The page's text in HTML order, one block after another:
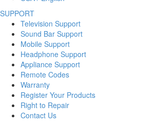
SUPPORT
Television Support
Sound Bar Support
Mobile Support
Headphone Support
Appliance Support
Remote Codes
Warranty
Register Your Products
Right to Repair
Contact Us